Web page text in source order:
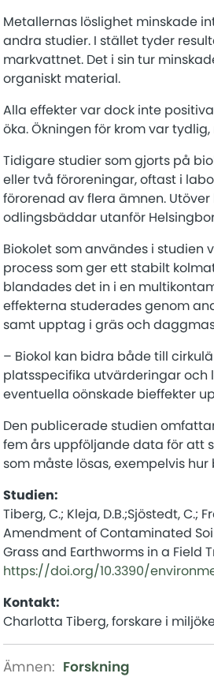
Metallernas löslighet minskade
andra studier. I stället tyder
markvattnet. Det i sin tur
organiskt material.
Alla effekter var dock inte
öka. Ökningen för krom var
Tidigare studier som gjorts på
eller två föroreningar, oftast i
förorenad av flera ämnen.
odlingsbäddar utanför
Biokolet som användes i studien
process som ger ett stabilt
blandades det in i en
effekterna studerades genom
samt upptag i gräs och
– Biokol kan bidra både till
platsspecifika utvärderingar och
eventuella oönskade bieffekter
Den publicerade studien
fem års uppföljande data för att
som måste lösas, exempelvis
Studien:
Tiberg, C.; Kleja, D.B.;Sjöstedt, C.;
Amendment of Contaminated
Grass and Earthworms in a Field
https://doi.org/10.3390/
Kontakt:
Charlotta Tiberg, forskare i
Ämnen: Forskning